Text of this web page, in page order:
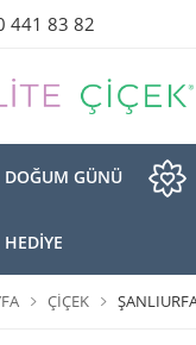
441 83 82
DOĞUM GÜNÜ
HEDİYE
ÇIÇEK